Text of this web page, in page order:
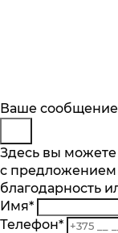
Описание
Отзывы
Основные
Максимальная
6
Будьте в
Подпишитесь
и узнавайте о
Подписаться
Заказ обратного
Представьтесь
Телефон*
Комментарий
Ваше сообщение
Здесь вы можете
с
благодарность
Имя*
Телефон*